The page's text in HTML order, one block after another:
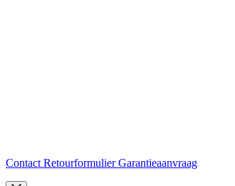
Contact RetourformulierGarantieaanvraag